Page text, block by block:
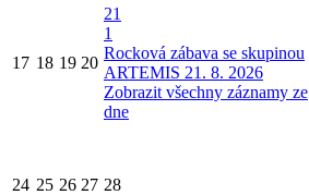
17 18 19 20
21
1
Rocková zábava se skupinou
ARTEMIS 21. 8. 2026
Zobrazit všechny záznamy ze
dne
24 25 26 27 28